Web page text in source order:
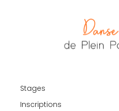
Stages
Inscriptions